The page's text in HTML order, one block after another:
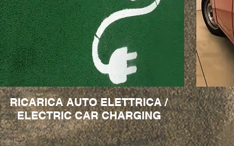
RICARICA AUTO ELETTRICA /
ELECTRIC CAR CHARGING